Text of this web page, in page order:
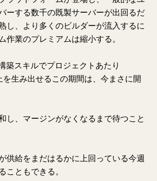
ーする数千の既製サーバーが出回るだ
し、より多くのビルダーが流入するに
作業のプレミアムは縮小する。
築スキルでプロジェクトあたり
生み出せるこの期間は、今まさに開
し、マージンがなくなるまで待つこと
供給をまだはるかに上回っている今週
こともできる。